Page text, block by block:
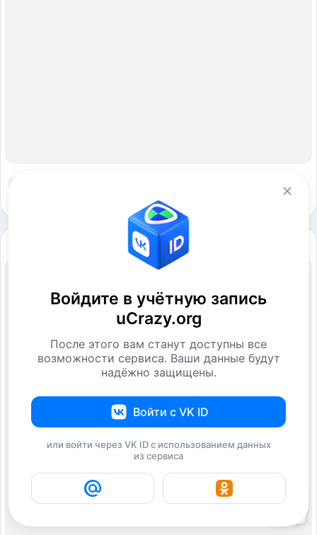
Войдите в учётную запись
uCrazy.org
После этого вам станут доступны все
возможности сервиса. Ваши данные будут
надёжно защищены.
Войти с VK ID
или войти через VK ID с использованием данных
из сервиса